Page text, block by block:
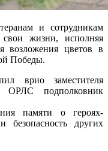
и сотрудникам
жизни, исполняя
возложения цветов в
Победы.
врио заместителя
ОРЛС подполковник
памяти о героях-
других